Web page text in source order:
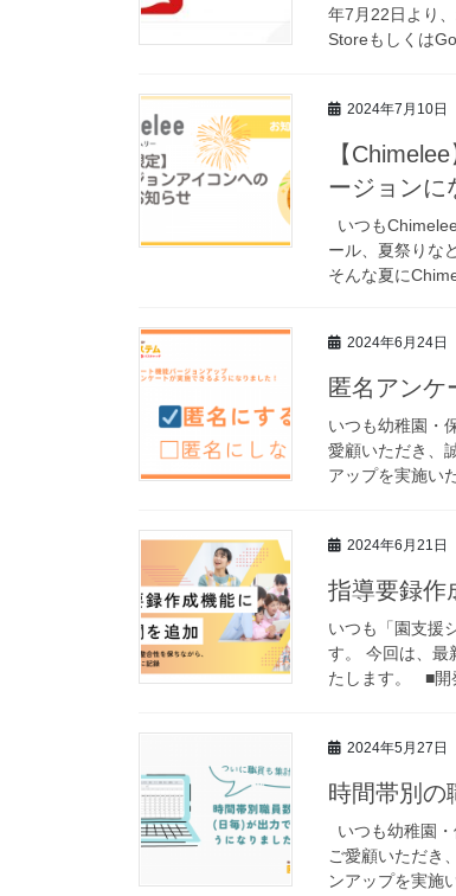
年7月22日より
Storeもしくは
2024年7月10日
【
ージョンに
いつも
ール、夏祭りな
そんな夏に
2024年6月24日
匿名アンケ
いつも幼稚園・
愛顧いただき、
アップを実施い
2024年6月21日
指導要録作
いつも「園支援
す。 今回は、最
たします。 ■開
2024年5月27日
時間帯別の
いつも幼稚園
ご愛顧いただき
ンアップを実施